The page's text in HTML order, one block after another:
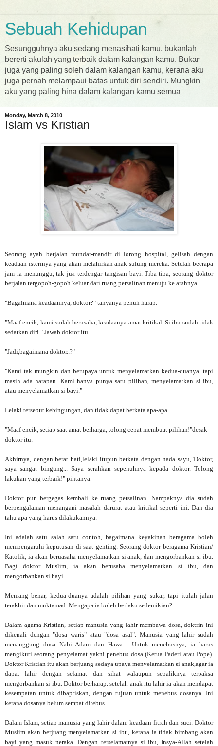
Sebuah Kehidupan
Sesungguhnya aku sedang menasihati kamu, bukanlah
bererti akulah yang terbaik dalam kalangan kamu. Bukan
juga yang paling soleh dalam kalangan kamu, kerana aku
juga pernah melampaui batas untuk diri sendiri. Mungkin
aku yang paling hina dalam kalangan kamu semua
Monday, March 8, 2010
Islam vs Kristian
Seorang ayah berjalan mundar-mandir di lorong hospital, gelisah dengan
keadaan isterinya yang akan melahirkan anak sulung mereka. Setelah beerapa
jam ia menunggu, tak jua terdengar tangisan bayi. Tiba-tiba, seorang doktor
berjalan tergopoh-gopoh keluar dari ruang persalinan menuju ke arahnya.
"Bagaimana keadaannya, doktor?" tanyanya penuh harap.
"Maaf encik, kami sudah berusaha, keadaanya amat kritikal. Si ibu sudah tidak
sedarkan diri." Jawab doktor itu.
"Jadi,bagaimana doktor..?"
"Kami tak mungkin dan berupaya untuk menyelamatkan kedua-duanya, tapi
masih ada harapan. Kami hanya punya satu pilihan, menyelamatkan si ibu,
atau menyelamatkan si bayi."
Lelaki tersebut kebingungan, dan tidak dapat berkata apa-apa...
"Maaf encik, setiap saat amat berharga, tolong cepat membuat pilihan!"desak
doktor itu.
Akhirnya, dengan berat hati,lelaki itupun berkata dengan nada sayu,"Doktor,
saya sangat bingung... Saya serahkan sepenuhnya kepada doktor. Tolong
lakukan yang terbaik!" pintanya.
Doktor pun bergegas kembali ke ruang persalinan. Nampaknya dia sudah
berpengalaman menangani masalah darurat atau kritikal seperti ini. Dan dia
tahu apa yang harus dilakukannya.
Ini adalah satu salah satu contoh, bagaimana keyakinan beragama boleh
mempengaruhi keputusan di saat genting. Seorang doktor beragama Kristian/
Katolik, ia akan beruasaha menyelamatkan si anak, dan mengorbankan si ibu.
Bagi doktor Muslim, ia akan berusaha menyelamatkan si ibu, dan
mengorbankan si bayi.
Memang benar, kedua-duanya adalah pilihan yang sukar, tapi itulah jalan
terakhir dan muktamad. Mengapa ia boleh berlaku sedemikian?
Dalam agama Kristian, setiap manusia yang lahir membawa dosa, doktrin ini
dikenali dengan "dosa waris" atau "dosa asal". Manusia yang lahir sudah
menanggung dosa Nabi Adam dan Hawa . Untuk menebusnya, ia harus
mengikuti seorang penyelamat yakni penebus dosa (Ketua Paderi atau Pope).
Doktor Kristian itu akan berjuang sedaya upaya menyelamatkan si anak,agar ia
dapat lahir dengan selamat dan sihat walaupun sebaliknya terpaksa
mengorbankan si ibu. Doktor berharap, setelah anak itu lahir ia akan mendapat
kesempatan untuk dibaptiskan, dengan tujuan untuk menebus dosanya. Ini
kerana dosanya belum sempat ditebus.
Dalam Islam, setiap manusia yang lahir dalam keadaan fitrah dan suci. Doktor
Muslim akan berjuang menyelamatkan si ibu, kerana ia tidak bimbang akan
bayi yang masuk neraka. Dengan terselamatnya si ibu, Insya-Allah setelah